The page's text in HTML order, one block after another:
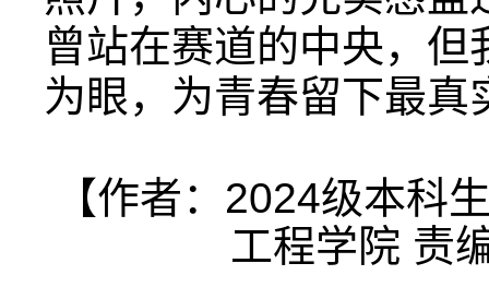
曾站在赛道的中央，
为眼，为青春留下最真
【作者：2024级本科
工程学院 责